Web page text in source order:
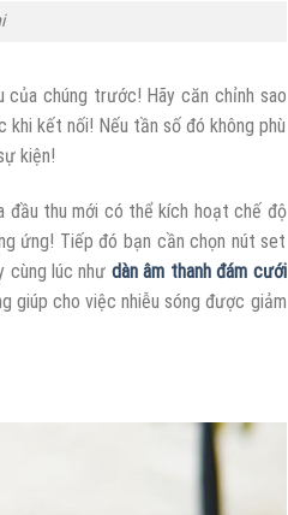
chúng trước! Hãy căn chỉnh sao
kết nối! Nếu tần số đó không phù
kiện!
đầu thu mới có thể kích hoạt chế độ
ứng! Tiếp đó bạn cần chọn nút set
cùng lúc như dàn âm thanh đám cưới
giúp cho việc nhiễu sóng được giảm